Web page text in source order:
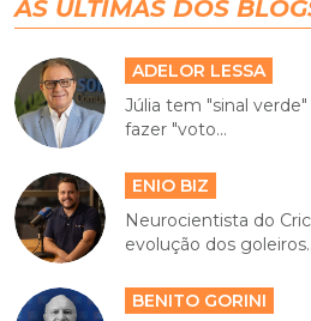
AS ÚLTIMAS DOS
ADELOR LESSA
Júlia tem "sinal verde"
fazer "voto...
ENIO BIZ
Neurocientista do
evolução dos
BENITO GORINI